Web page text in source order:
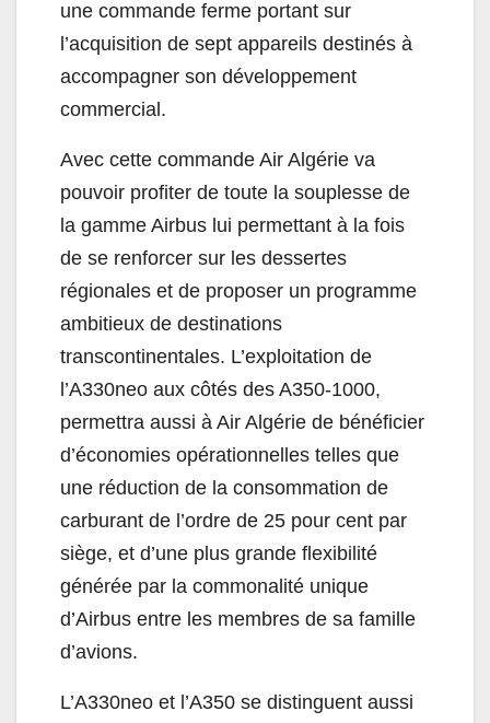
une commande ferme portant sur
l’acquisition de sept appareils destinés à
accompagner son développement
commercial.
Avec cette commande Air Algérie va
pouvoir profiter de toute la souplesse de
la gamme Airbus lui permettant à la fois
de se renforcer sur les dessertes
régionales et de proposer un programme
ambitieux de destinations
transcontinentales. L’exploitation de
l’A330neo aux côtés des A350-1000,
permettra aussi à Air Algérie de bénéficier
d’économies opérationnelles telles que
une réduction de la consommation de
carburant de l’ordre de 25 pour cent par
siège, et d’une plus grande flexibilité
générée par la commonalité unique
d’Airbus entre les membres de sa famille
d’avions.
L’A330neo et l’A350 se distinguent aussi